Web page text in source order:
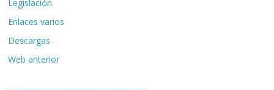
Legislación
Enlaces varios
Descargas
Web anterior